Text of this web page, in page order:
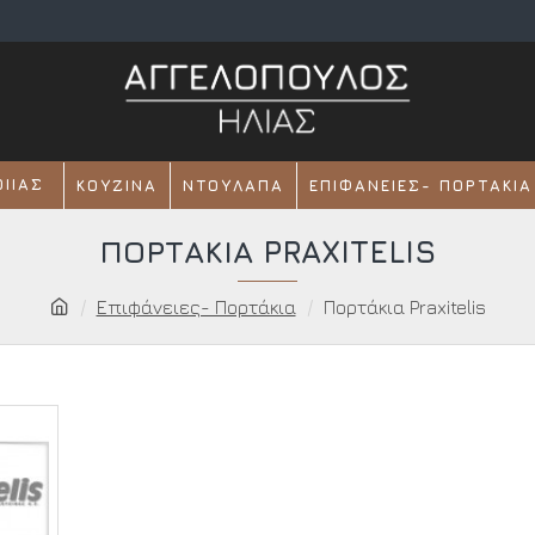
ΚΟΥΖΊΝΑ ΝΤΟΥΛΆΠΑ ΕΠΙΦΆΝΕΙΕΣ- ΠΟΡΤΆΚΙΑ
Επιφάνειες- Πορτάκια Πορτάκια Praxitelis
ΠΟΡΤΆΚΙΑ PRAXITELIS